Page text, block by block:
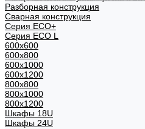
Разборная конструкция
Сварная конструкция
Серия ECO+
Серия ECO L
600x600
600x800
600х1000
600х1200
800x800
800х1000
800х1200
Шкафы 18U
Шкафы 24U